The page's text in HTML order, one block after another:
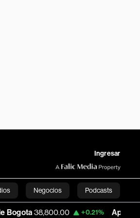
Ingresar
Negocios Podcasts
+0.21% Apple 312.685